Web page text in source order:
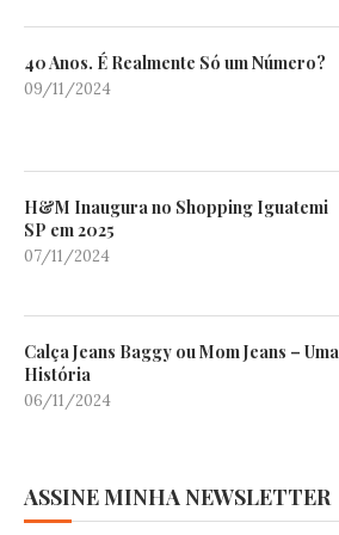
40 Anos. É Realmente Só um Número?
09/11/2024
H&M Inaugura no Shopping Iguatemi
SP em 2025
07/11/2024
Calça Jeans Baggy ou Mom Jeans – Uma
História
06/11/2024
ASSINE MINHA NEWSLETTER